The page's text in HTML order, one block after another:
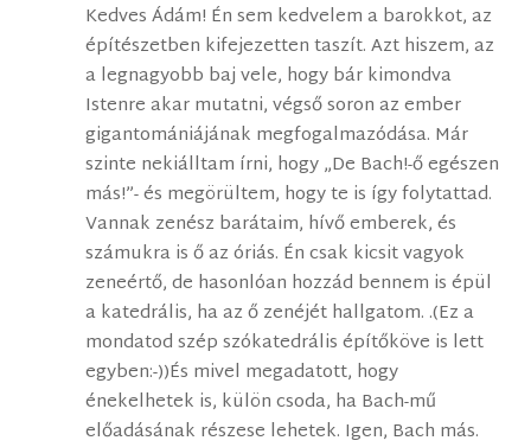
Kedves Ádám! Én sem kedvelem a barokkot, az
építészetben kifejezetten taszít. Azt hiszem, az
a legnagyobb baj vele, hogy bár kimondva
Istenre akar mutatni, végső soron az ember
gigantomániájának megfogalmazódása. Már
szinte nekiálltam írni, hogy „De Bach!-ő egészen
más!”- és megörültem, hogy te is így folytattad.
Vannak zenész barátaim, hívő emberek, és
számukra is ő az óriás. Én csak kicsit vagyok
zeneértő, de hasonlóan hozzád bennem is épül
a katedrális, ha az ő zenéjét hallgatom. .(Ez a
mondatod szép szókatedrális építőköve is lett
egyben:-))És mivel megadatott, hogy
énekelhetek is, külön csoda, ha Bach-mű
előadásának részese lehetek. Igen, Bach más.